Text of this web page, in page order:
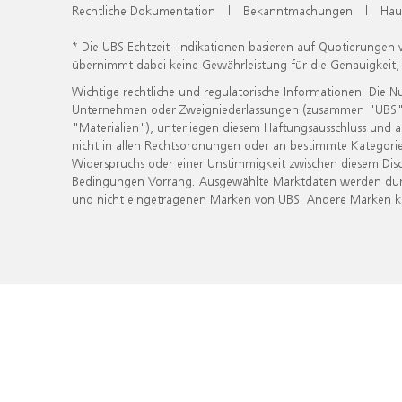
Rechtliche Dokumentation | Bekanntmachungen |
* Die UBS Echtzeit- Indikationen basieren auf
übernimmt dabei keine Gewährleistung für die
Wichtige rechtliche und regulatorische Informationen. Die
Unternehmen oder Zweigniederlassungen (zusammen
"Materialien"), unterliegen diesem Haftungsausschluss
nicht in allen Rechtsordnungen oder an bestimmte
Widerspruchs oder einer Unstimmigkeit zwischen diesem
Bedingungen Vorrang. Ausgewählte Marktdaten werden
und nicht eingetragenen Marken von UBS. Andere Marken